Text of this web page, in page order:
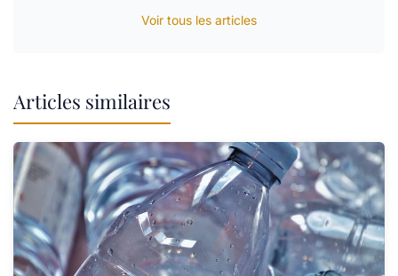
Voir tous les articles
Articles similaires